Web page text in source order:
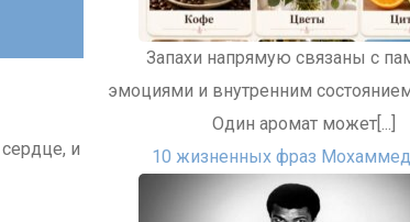
и
Запахи напрямую связаны с
эмоциями и внутренним
Один аромат может[...]
10 жизненных фраз